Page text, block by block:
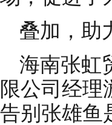
叠加，助
海南张虹
限公司经理
告别张雄鱼